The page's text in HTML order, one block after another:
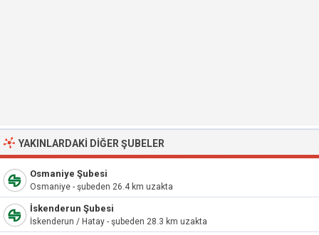
YAKINLARDAKI DIĞER ŞUBELER
Osmaniye Şubesi
Osmaniye - şubeden 26.4 km uzakta
İskenderun Şubesi
İskenderun / Hatay - şubeden 28.3 km uzakta